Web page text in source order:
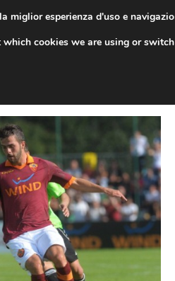
miglior esperienza d'uso e
cookies we are using or